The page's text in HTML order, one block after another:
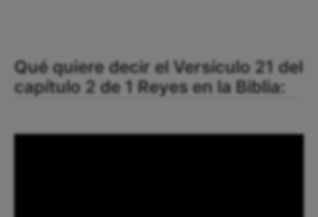
Qué quiere decir el Versículo 21 del
capítulo 2 de 1 Reyes en la Biblia: